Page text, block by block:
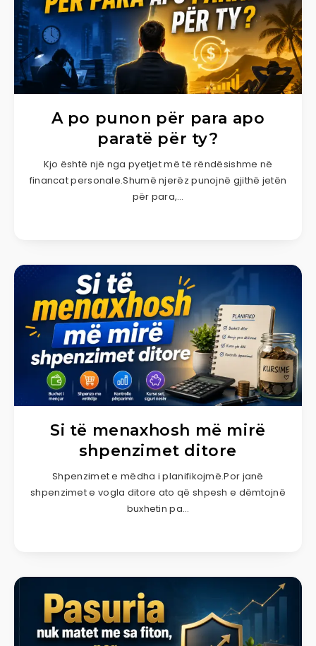
A po punon për para apo
paratë për ty?
Kjo është një nga pyetjet më të rëndësishme në
financat personale.Shumë njerëz punojnë gjithë jetën
për para,…
Si të menaxhosh më mirë
shpenzimet ditore
Shpenzimet e mëdha i planifikojmë.Por janë
shpenzimet e vogla ditore ato që shpesh e dëmtojnë
buxhetin pa…